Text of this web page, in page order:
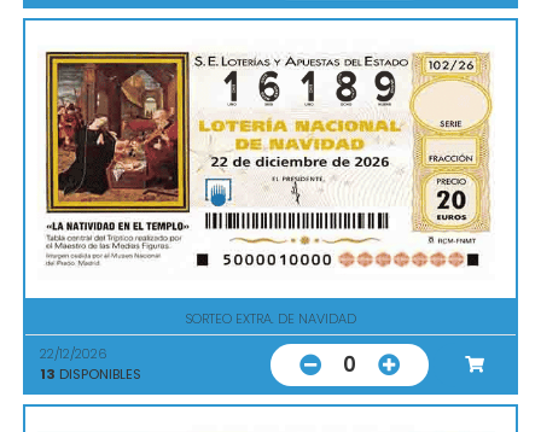
SORTEO EXTRA. DE NAVIDAD
22/12/2026
13 DISPONIBLES 0